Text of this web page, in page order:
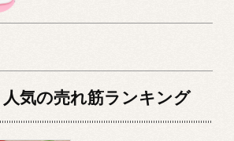
人気の売れ筋ランキング